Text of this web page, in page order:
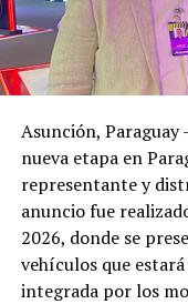
Asunción, Paraguay
nueva etapa en
representante y
anuncio fue
2026, donde se
vehículos que
integrada por los